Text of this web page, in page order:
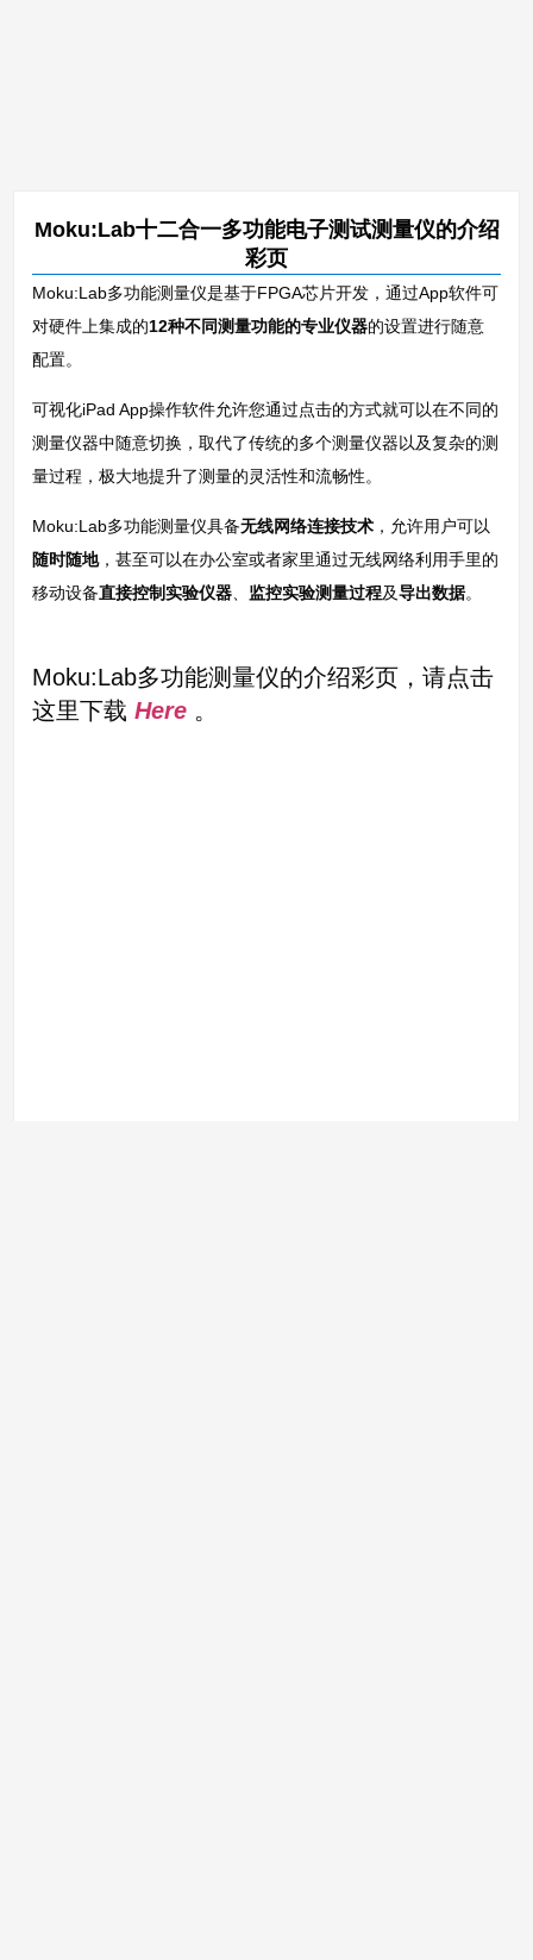
Moku:Lab十二合一多功能电子测试测量仪的介绍
彩页
Moku:Lab多功能测量仪是基于FPGA芯片开发，通过App软件可
对硬件上集成的12种不同测量功能的专业仪器的设置进行随意
配置。
可视化iPad App操作软件允许您通过点击的方式就可以在不同的
测量仪器中随意切换，取代了传统的多个测量仪器以及复杂的测
量过程，极大地提升了测量的灵活性和流畅性。
Moku:Lab多功能测量仪具备无线网络连接技术 ，允许用户可以
随时随地，甚至可以在办公室或者家里通过无线网络利用手里的
移动设备直接控制实验仪器、 监控实验测量过程及导出数据。
Moku:Lab多功能测量仪的介绍彩页，请点击
这里下载Here 。